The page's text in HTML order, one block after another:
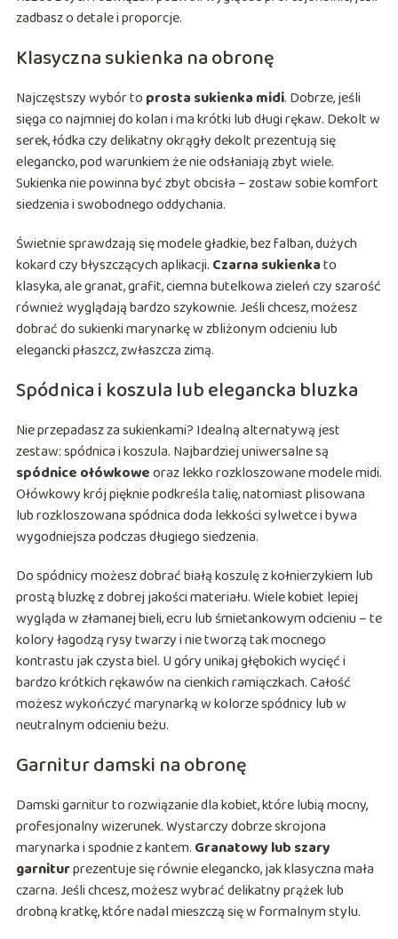
zadbasz o detale i proporcje.
Klasyczna sukienka na obronę
Najczęstszy wybór to prosta sukienka midi. Dobrze, jeśli
sięga co najmniej do kolan i ma krótki lub długi rękaw. Dekolt w
serek, łódka czy delikatny okrągły dekolt prezentują się
elegancko, pod warunkiem że nie odsłaniają zbyt wiele.
Sukienka nie powinna być zbyt obcisła – zostaw sobie komfort
siedzenia i swobodnego oddychania.
Świetnie sprawdzają się modele gładkie, bez falban, dużych
kokard czy błyszczących aplikacji. Czarna sukienkato
klasyka, ale granat, grafit, ciemna butelkowa zieleń czy szarość
również wyglądają bardzo szykownie. Jeśli chcesz, możesz
dobrać do sukienki marynarkę w zbliżonym odcieniu lub
elegancki płaszcz, zwłaszcza zimą.
Spódnica i koszula lub elegancka bluzka
Nie przepadasz za sukienkami? Idealną alternatywą jest
zestaw: spódnica i koszula. Najbardziej uniwersalne są
spódnice ołówkoweoraz lekko rozkloszowane modele midi.
Ołówkowy krój pięknie podkreśla talię, natomiast plisowana
lub rozkloszowana spódnica doda lekkości sylwetce i bywa
wygodniejsza podczas długiego siedzenia.
Do spódnicy możesz dobrać białą koszulę z kołnierzykiem lub
prostą bluzkę z dobrej jakości materiału. Wiele kobiet lepiej
wygląda w złamanej bieli, ecru lub śmietankowym odcieniu – te
kolory łagodzą rysy twarzy i nie tworzą tak mocnego
kontrastu jak czysta biel. U góry unikaj głębokich wycięć i
bardzo krótkich rękawów na cienkich ramiączkach. Całość
możesz wykończyć marynarką w kolorze spódnicy lub w
neutralnym odcieniu beżu.
Garnitur damski na obronę
Damski garnitur to rozwiązanie dla kobiet, które lubią mocny,
profesjonalny wizerunek. Wystarczy dobrze skrojona
marynarka i spodnie z kantem. Granatowy lub szary
garniturprezentuje się równie elegancko, jak klasyczna mała
czarna. Jeśli chcesz, możesz wybrać delikatny prążek lub
drobną kratkę, które nadal mieszczą się w formalnym stylu.